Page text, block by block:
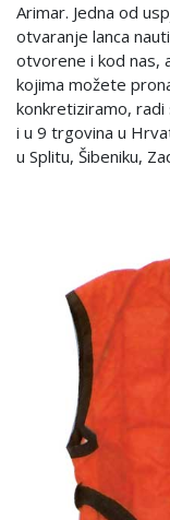
Arimar. Jedna od
otvaranje lanca
otvorene i kod nas,
kojima možete
konkretiziramo,
i u 9 trgovina u
u Splitu, Šibeniku,